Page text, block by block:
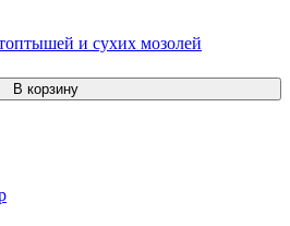
и сухих мозолей
В корзину